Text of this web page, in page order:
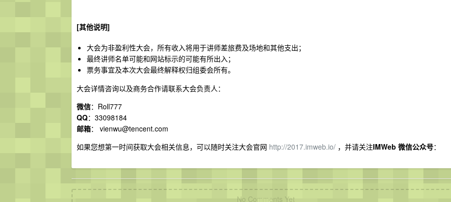
[其他说明]
大会为非盈利性大会，所有收入将用于讲师差旅费及场地和其他支出；
最终讲师名单可能和网站标示的可能有所出入；
票务事宜及本次大会最终解释权归组委会所有。
大会详情咨询以及商务合作请联系大会负责人：
微信：Roll777
QQ：33098184
邮箱： vienwu@tencent.com
如果您想第一时间获取大会相关信息，可以随时关注大会官网 http://2017.imweb.io/ ，并请关注IMWeb 微信公众号：
No Comments Yet